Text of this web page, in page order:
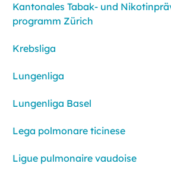
Kantonales Tabak- und
programm Zürich
Krebsliga
Lungenliga
Lungenliga Basel
Lega polmonare ticinese
Ligue pulmonaire vaudoise